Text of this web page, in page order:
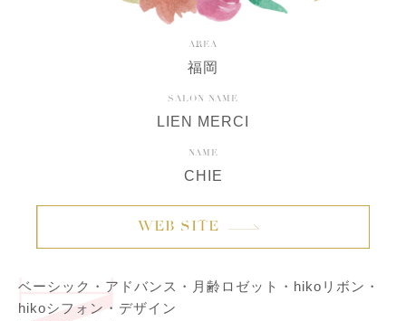
AREA
福岡
SALON NAME
LIEN MERCI
NAME
CHIE
WEB SITE
ベーシック・アドバンス・月齢ロゼット・hikoリボン・
hikoシフォン・デザイン